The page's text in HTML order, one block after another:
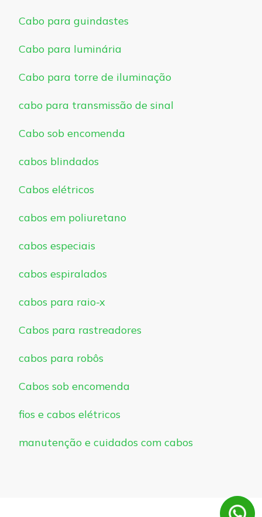
Cabo para guindastes
Cabo para luminária
Cabo para torre de iluminação
cabo para transmissão de sinal
Cabo sob encomenda
cabos blindados
Cabos elétricos
cabos em poliuretano
cabos especiais
cabos espiralados
cabos para raio-x
Cabos para rastreadores
cabos para robôs
Cabos sob encomenda
fios e cabos elétricos
manutenção e cuidados com cabos